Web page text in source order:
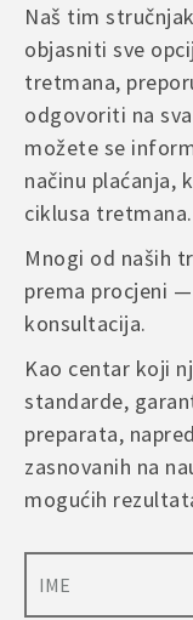
Idealno za
hladnijem periodu
Email*
Save my
the next time I
A
t
e
n
a
t
i
e
Naš tim
objasniti sve
tretmana,
odgovoriti na
možete se
načinu plaćanja,
ciklusa tretmana.
Mnogi od naših
prema procjeni
konsultacija.
Kao centar koji
standarde,
preparata,
zasnovanih na
mogućih